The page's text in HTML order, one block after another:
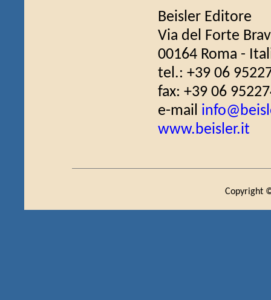
Beisler Editore
Via del Forte
00164 Roma -
tel.: +39 06
fax: +39 06
e-mail
www.beisler.it
Copyright